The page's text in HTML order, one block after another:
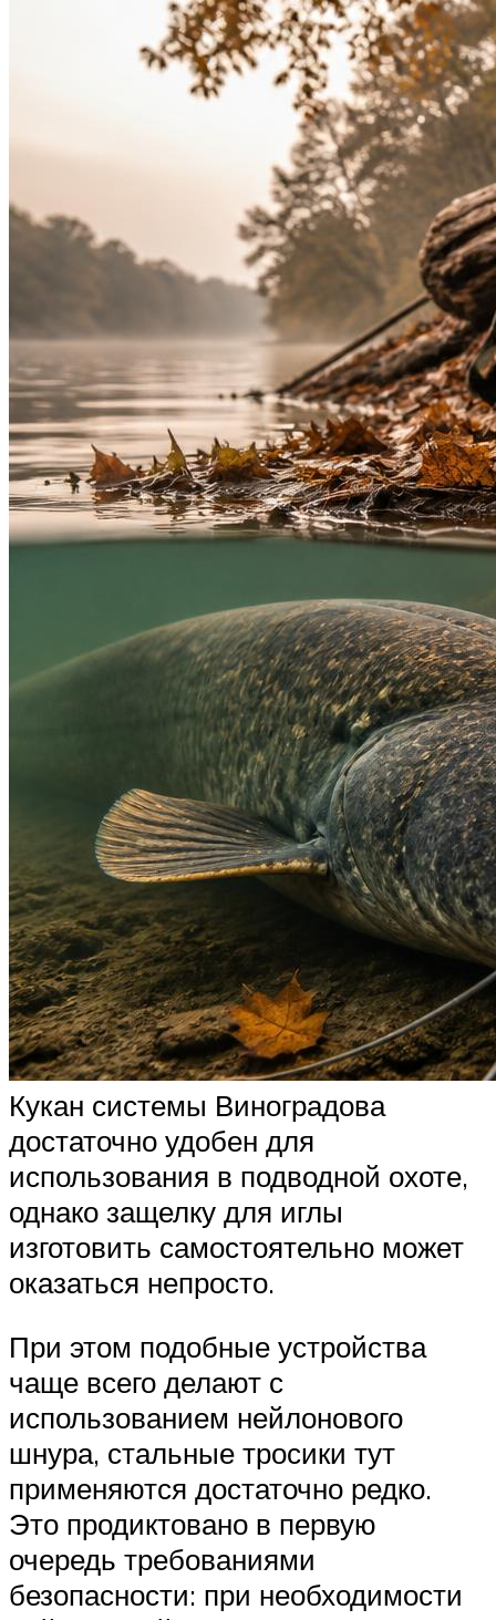
Кукан системы Виноградова
достаточно удобен для
использования в подводной охоте,
однако защелку для иглы
изготовить самостоятельно может
оказаться непросто.
При этом подобные устройства
чаще всего делают с
использованием нейлонового
шнура, стальные тросики тут
применяются достаточно редко.
Это продиктовано в первую
очередь требованиями
безопасности: при необходимости